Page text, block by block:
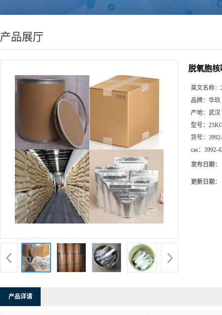
产品展厅
脱氧胞
英文名称：
品牌： 华玖
产地： 武汉
型号：
货号：
cas： 3992-
发布日期：
更新日期：
产品详请